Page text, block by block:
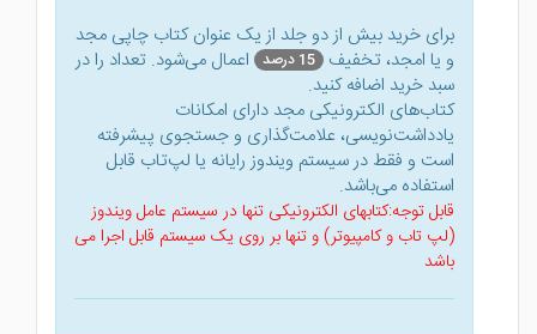
برای خرید بیش از دو جلد از یک عنوان کتاب‌ چاپی مجد
و یا امجد، تخفیف 15 درصد
اعمال می‌شود. تعداد را در
سبد خرید اضافه کنید.
کتاب‌های الکترونیکی مجد دارای امکانات
یادداشت‌نویسی، علامت‌گذاری و جستجوی پیشرفته
است و فقط در سیستم ویندوز رایانه یا لپ‌تاب قابل
استفاده می‌باشد.
قابل توجه:کتابهای الکترونیکی تنها در سیستم عامل ویندوز
(لپ تاب و کامپیوتر) و تنها بر روی یک سیستم قابل اجرا می
باشد